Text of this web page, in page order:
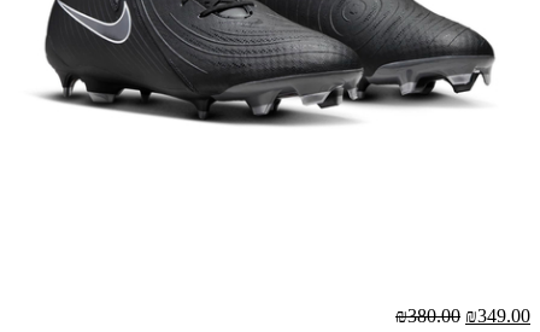
₪349.00
₪380.00